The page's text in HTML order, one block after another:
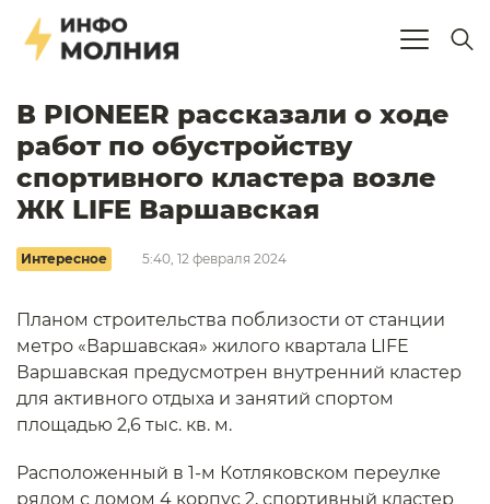
В PIONEER рассказали о ходе
работ по обустройству
спортивного кластера возле
ЖК LIFE Варшавская
Интересное 5:40, 12 февраля 2024
Планом строительства поблизости от станции
метро «Варшавская» жилого квартала LIFE
Варшавская предусмотрен внутренний кластер
для активного отдыха и занятий спортом
площадью 2,6 тыс. кв. м.
Расположенный в 1-м Котляковском переулке
рядом с домом 4 корпус 2, спортивный кластер